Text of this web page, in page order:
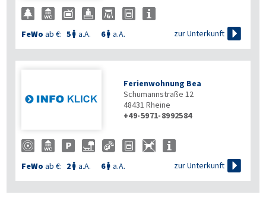
FeWo ab €: 5  a.A. 6 a.A. zur Unterkunft 
Ferienwohnung Bea
Schumannstraße 12
48431 Rheine
+49-5971-8992584
FeWo ab €: 2  a.A. 6 a.A. zur Unterkunft 